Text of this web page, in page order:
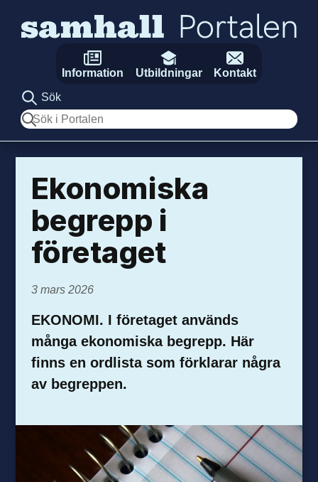
Information Utbildningar
Kontakt
Sök
Sök
Ekonomiska
begrepp i
företaget
3 mars 2026
EKONOMI. I företaget används
många ekonomiska begrepp. Här
finns en ordlista som förklarar några
av begreppen.